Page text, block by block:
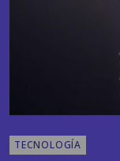
TECNOLOGÍA